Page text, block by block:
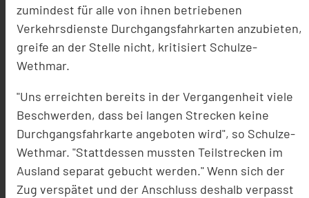
zumindest für alle von ihnen betriebenen
Verkehrsdienste Durchgangsfahrkarten anzubieten,
greife an der Stelle nicht, kritisiert Schulze-
Wethmar.
"Uns erreichten bereits in der Vergangenheit viele
Beschwerden, dass bei langen Strecken keine
Durchgangsfahrkarte angeboten wird", so Schulze-
Wethmar. "Stattdessen mussten Teilstrecken im
Ausland separat gebucht werden." Wenn sich der
Zug verspätet und der Anschluss deshalb verpasst